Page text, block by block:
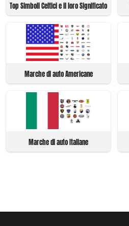
Top Simboli Celtici e il loro Significato
Marche di auto Americane
Marche di auto Italiane